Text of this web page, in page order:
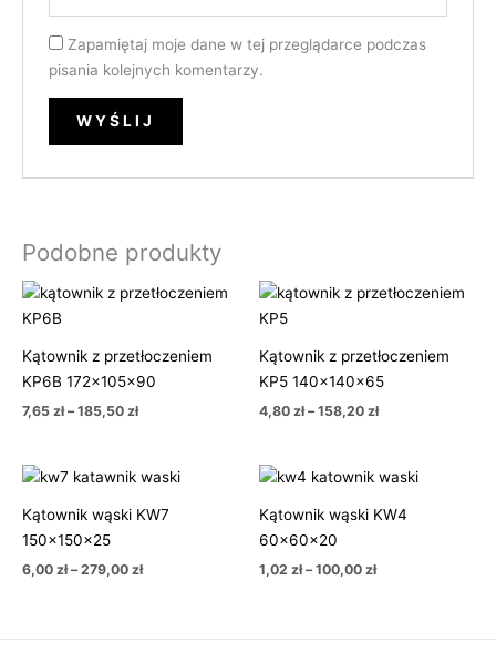
Zapamiętaj moje dane w tej przeglądarce podczas
pisania kolejnych komentarzy.
Podobne produkty
Kątownik z przetłoczeniem
KP6B 172x105x90
7,65 zł – 185,50 zł
Zakres
do
185,50 zł
Kątownik z przetłoczeniem
KP5 140x140x65
4,80 zł – 158,20 zł
Zakres
do
158,20 zł
Kątownik wąski KW7
150x150x25
6,00 zł – 279,00 zł
Zakres
od
6,00 zł
279,00 zł
Kątownik wąski KW4
60x60x20
1,02 zł – 100,00 zł
Zakres
od
1,02 zł
100,00 zł